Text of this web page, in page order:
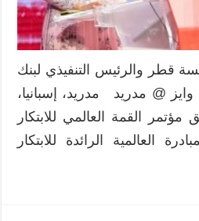
قطر والرئيس التنفيذي لبنك
وايز @ مدريد مدريد، إسبانيا،
2017 – أطلق مؤتمر القمة العالمي للابتكار
العالمية الرائدة للابتكار